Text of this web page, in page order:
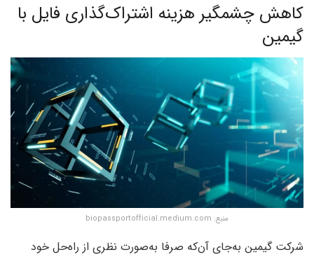
کاهش چشمگیر هزینه‌ اشتراک‌گذاری فایل با
گیمین
منبع: biopassportofficial.medium.com
شرکت گیمین به‌جای آن‌که صرفا به‌صورت نظری از راه‌حل خود